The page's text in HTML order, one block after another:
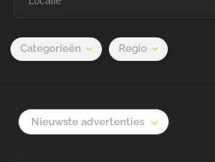
Categorieën Regio
Nieuwste advertenties